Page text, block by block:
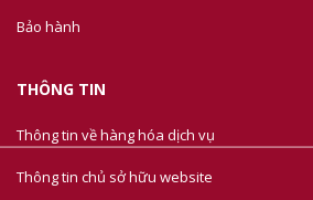
Bảo hành
THÔNG TIN
Thông tin về hàng hóa dịch vụ
Thông tin chủ sở hữu website